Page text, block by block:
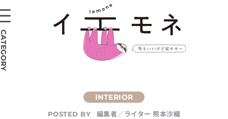
POSTED BY
編集者／ライター 熊本沙織